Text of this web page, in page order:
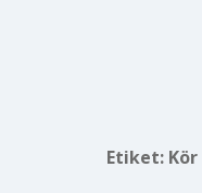
Etiket: Kör